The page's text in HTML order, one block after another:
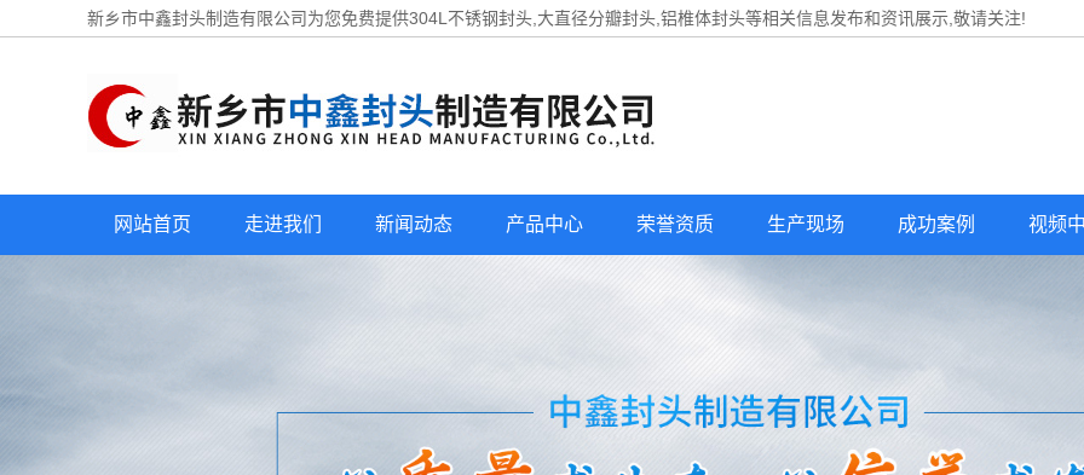
新乡市中鑫封头制造有限公司为您免费提供304L不锈钢封头 ,大直径分瓣封头,铝椎体封头等相关信息发布和资讯展示,敬请关注!
网站首页 走进我们 新闻动态 产品中心 荣誉资质 生产现场 成功案例 视频